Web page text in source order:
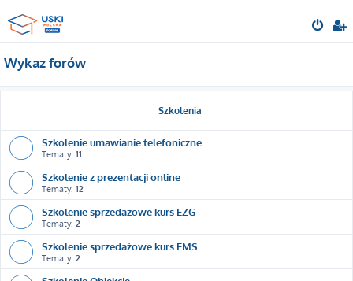
Wykaz forów
Szkolenia
Szkolenie umawianie telefoniczne
Tematy: 11
Szkolenie z prezentacji online
Tematy: 12
Szkolenie sprzedażowe kurs EZG
Tematy: 2
Szkolenie sprzedażowe kurs EMS
Tematy: 2